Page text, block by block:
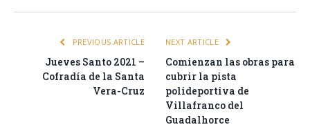
PREVIOUS ARTICLE
Jueves Santo 2021 –
Cofradía de la Santa
Vera-Cruz
NEXT ARTICLE
Comienzan las obras para
cubrir la pista
polideportiva de
Villafranco del
Guadalhorce